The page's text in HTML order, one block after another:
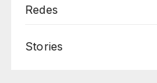
Redes
Stories